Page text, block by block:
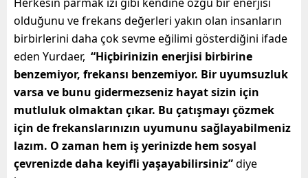
olduğunu ve frekans değerleri yakın olan insanların
birbirlerini daha çok sevme eğilimi gösterdiğini ifade
eden Yurdaer, “Hiçbirinizin enerjisi birbirine
benzemiyor, frekansı benzemiyor. Bir uyumsuzluk
varsa ve bunu gidermezseniz hayat sizin için
mutluluk olmaktan çıkar. Bu çatışmayı çözmek
için de frekanslarınızın uyumunu sağlayabilmeniz
lazım. O zaman hem iş yerinizde hem sosyal
çevrenizde daha keyifli yaşayabilirsiniz”diye